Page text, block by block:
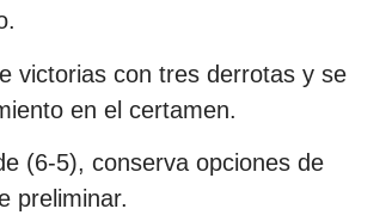
victorias con tres derrotas y se
en el certamen.
(6-5), conserva opciones de
preliminar.